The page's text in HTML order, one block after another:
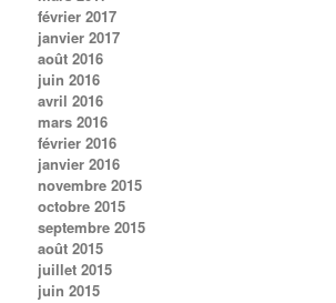
février 2017
janvier 2017
août 2016
juin 2016
avril 2016
mars 2016
février 2016
janvier 2016
novembre 2015
octobre 2015
septembre 2015
août 2015
juillet 2015
juin 2015